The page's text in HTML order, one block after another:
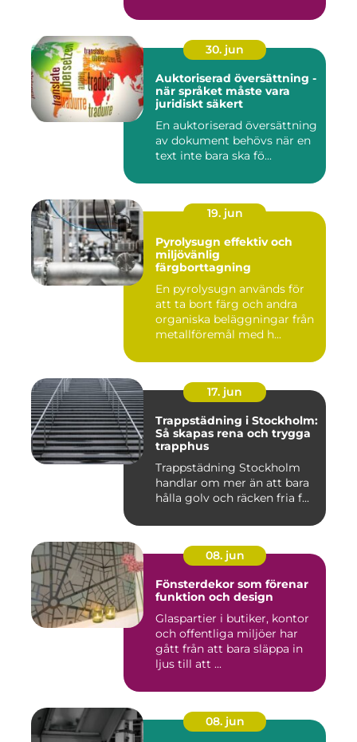
30. jun
Auktoriserad översättning -
när språket måste vara
juridiskt säkert
En auktoriserad översättning
av dokument behövs när en
text inte bara ska fö...
19. jun
Pyrolysugn effektiv och
miljövänlig
färgborttagning
En pyrolysugn används för
att ta bort färg och andra
organiska beläggningar från
metallföremål med h...
17. jun
Trappstädning i Stockholm:
Så skapas rena och trygga
trapphus
Trappstädning Stockholm
handlar om mer än att bara
hålla golv och räcken fria f...
08. jun
Fönsterdekor som förenar
funktion och design
Glaspartier i butiker, kontor
och offentliga miljöer har
gått från att bara släppa in
ljus till att ...
08. jun